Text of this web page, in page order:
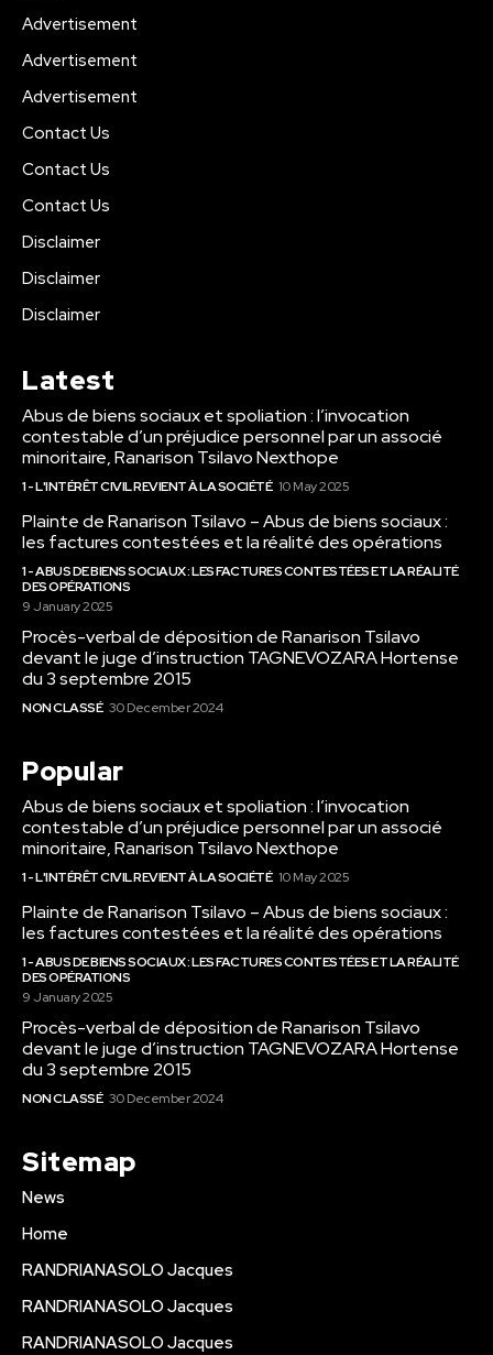
Advertisement
Advertisement
Advertisement
Contact Us
Contact Us
Contact Us
Disclaimer
Disclaimer
Disclaimer
Latest
Abus de biens sociaux et spoliation : l’invocation
contestable d’un préjudice personnel par un associé
minoritaire, Ranarison Tsilavo Nexthope
1 - L'INTÉRÊT CIVIL REVIENT À LA SOCIÉTÉ 10 May 2025
Plainte de Ranarison Tsilavo – Abus de biens sociaux :
les factures contestées et la réalité des opérations
1 - ABUS DE BIENS SOCIAUX : LES FACTURES CONTESTÉES ET LA RÉALITÉ
DES OPÉRATIONS
9 January 2025
Procès-verbal de déposition de Ranarison Tsilavo
devant le juge d’instruction TAGNEVOZARA Hortense
du 3 septembre 2015
NON CLASSÉ 30 December 2024
Popular
Abus de biens sociaux et spoliation : l’invocation
contestable d’un préjudice personnel par un associé
minoritaire, Ranarison Tsilavo Nexthope
1 - L'INTÉRÊT CIVIL REVIENT À LA SOCIÉTÉ 10 May 2025
Plainte de Ranarison Tsilavo – Abus de biens sociaux :
les factures contestées et la réalité des opérations
1 - ABUS DE BIENS SOCIAUX : LES FACTURES CONTESTÉES ET LA RÉALITÉ
DES OPÉRATIONS
9 January 2025
Procès-verbal de déposition de Ranarison Tsilavo
devant le juge d’instruction TAGNEVOZARA Hortense
du 3 septembre 2015
NON CLASSÉ 30 December 2024
Sitemap
News
Home
RANDRIANASOLO Jacques
RANDRIANASOLO Jacques
RANDRIANASOLO Jacques